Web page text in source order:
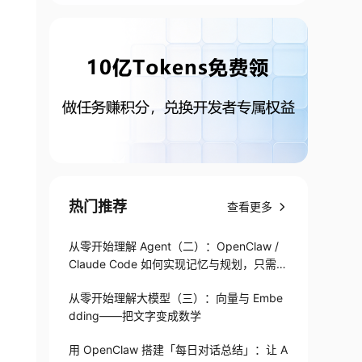
热门推荐 查看更多
从零开始理解 Agent（二）：OpenClaw /
Claude Code 如何实现记忆与规划，只需1
从零开始理解大模型（三）：向量与 Embe
dding——把文字变成数学
用 OpenClaw 搭建「每日对话总结」：让 A